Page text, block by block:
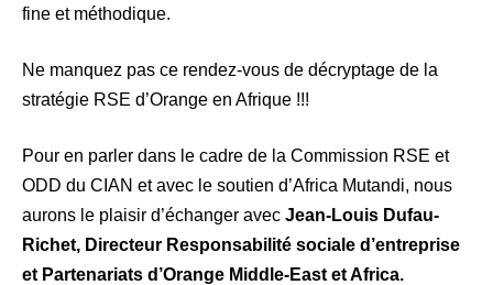
fine et méthodique.
Ne manquez pas ce rendez-vous de décryptage de la
stratégie RSE d’Orange en Afrique !!!
Pour en parler dans le cadre de la Commission RSE et
ODD du CIAN et avec le soutien d’Africa Mutandi, nous
aurons le plaisir d’échanger avec Jean-Louis Dufau-
Richet, Directeur Responsabilité sociale d’entreprise
et Partenariats d’Orange Middle-East et Africa.